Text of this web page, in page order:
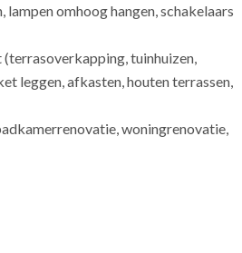
omhoog hangen, schakelaars
tuinhuizen,
leggen, afkasten, houten terrassen,
woningrenovatie,